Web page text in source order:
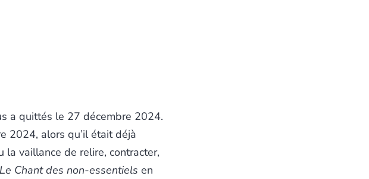
a quittés le 27 décembre 2024.
2024, alors qu’il était déjà
vaillance de relire, contracter,
Le Chant des non-essentiels en